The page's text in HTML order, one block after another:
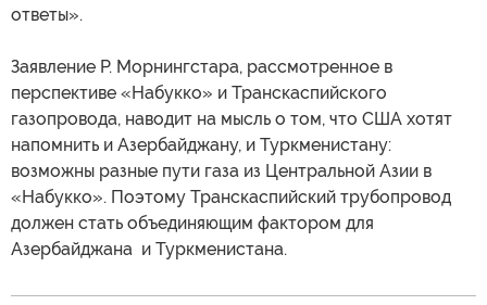
ответы».
Заявление Р. Морнингстара, рассмотренное в
перспективе «Набукко» и Транскаспийского
газопровода, наводит на мысль о том, что США хотят
напомнить и Азербайджану, и Туркменистану:
возможны разные пути газа из Центральной Азии в
«Набукко». Поэтому Транскаспийский трубопровод
должен стать объединяющим фактором для
Азербайджана и Туркменистана.